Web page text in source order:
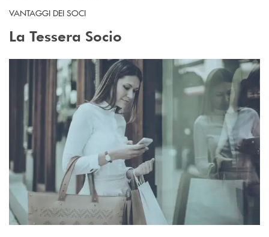
VANTAGGI DEI SOCI
La Tessera Socio